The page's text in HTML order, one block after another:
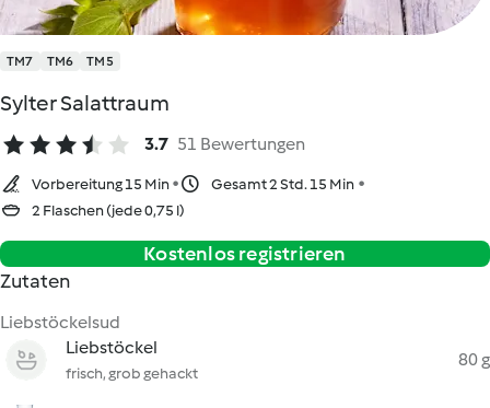
TM7 TM6 TM5
Sylter Salattraum
3.7 51 Bewertungen
Vorbereitung 15 Min
Gesamt 2 Std. 15 Min
2 Flaschen (jede 0,75 l)
Kostenlos registrieren
Zutaten
Liebstöckelsud
Liebstöckel
frisch, grob gehackt
80 g